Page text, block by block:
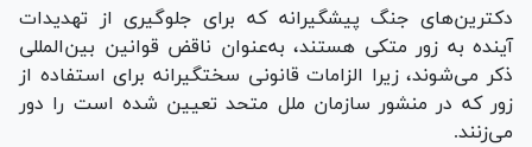
دکترین‌های جنگ پیشگیرانه که برای جلوگیری از تهدیدات
آینده به زور متکی هستند، به‌عنوان ناقض قوانین بین‌المللی
ذکر می‌شوند، زیرا الزامات قانونی سختگیرانه برای استفاده از
زور که در منشور سازمان ملل متحد تعیین شده است را دور
می‌زنند.